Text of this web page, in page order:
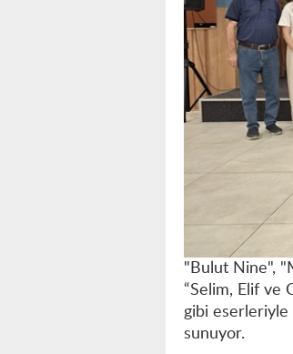
"Bulut Nine",
“Selim, Elif ve
gibi eserleriyle
sunuyor.